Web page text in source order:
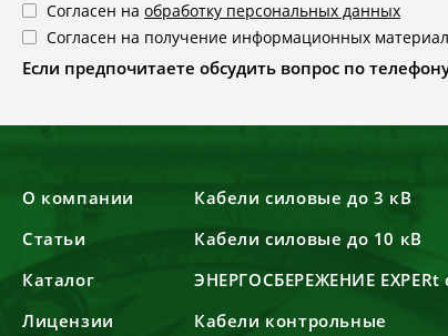
Согласен на обработку персональных данных
Согласен на получение информационных
Если предпочитаете обсудить вопрос по
О компании
Статьи
Каталог
Лицензии
Кабели силовые до 3 кВ
Кабели силовые до 10 кВ
ЭНЕРГОСБЕРЕЖЕНИЕ EXPERt
Кабели контрольные